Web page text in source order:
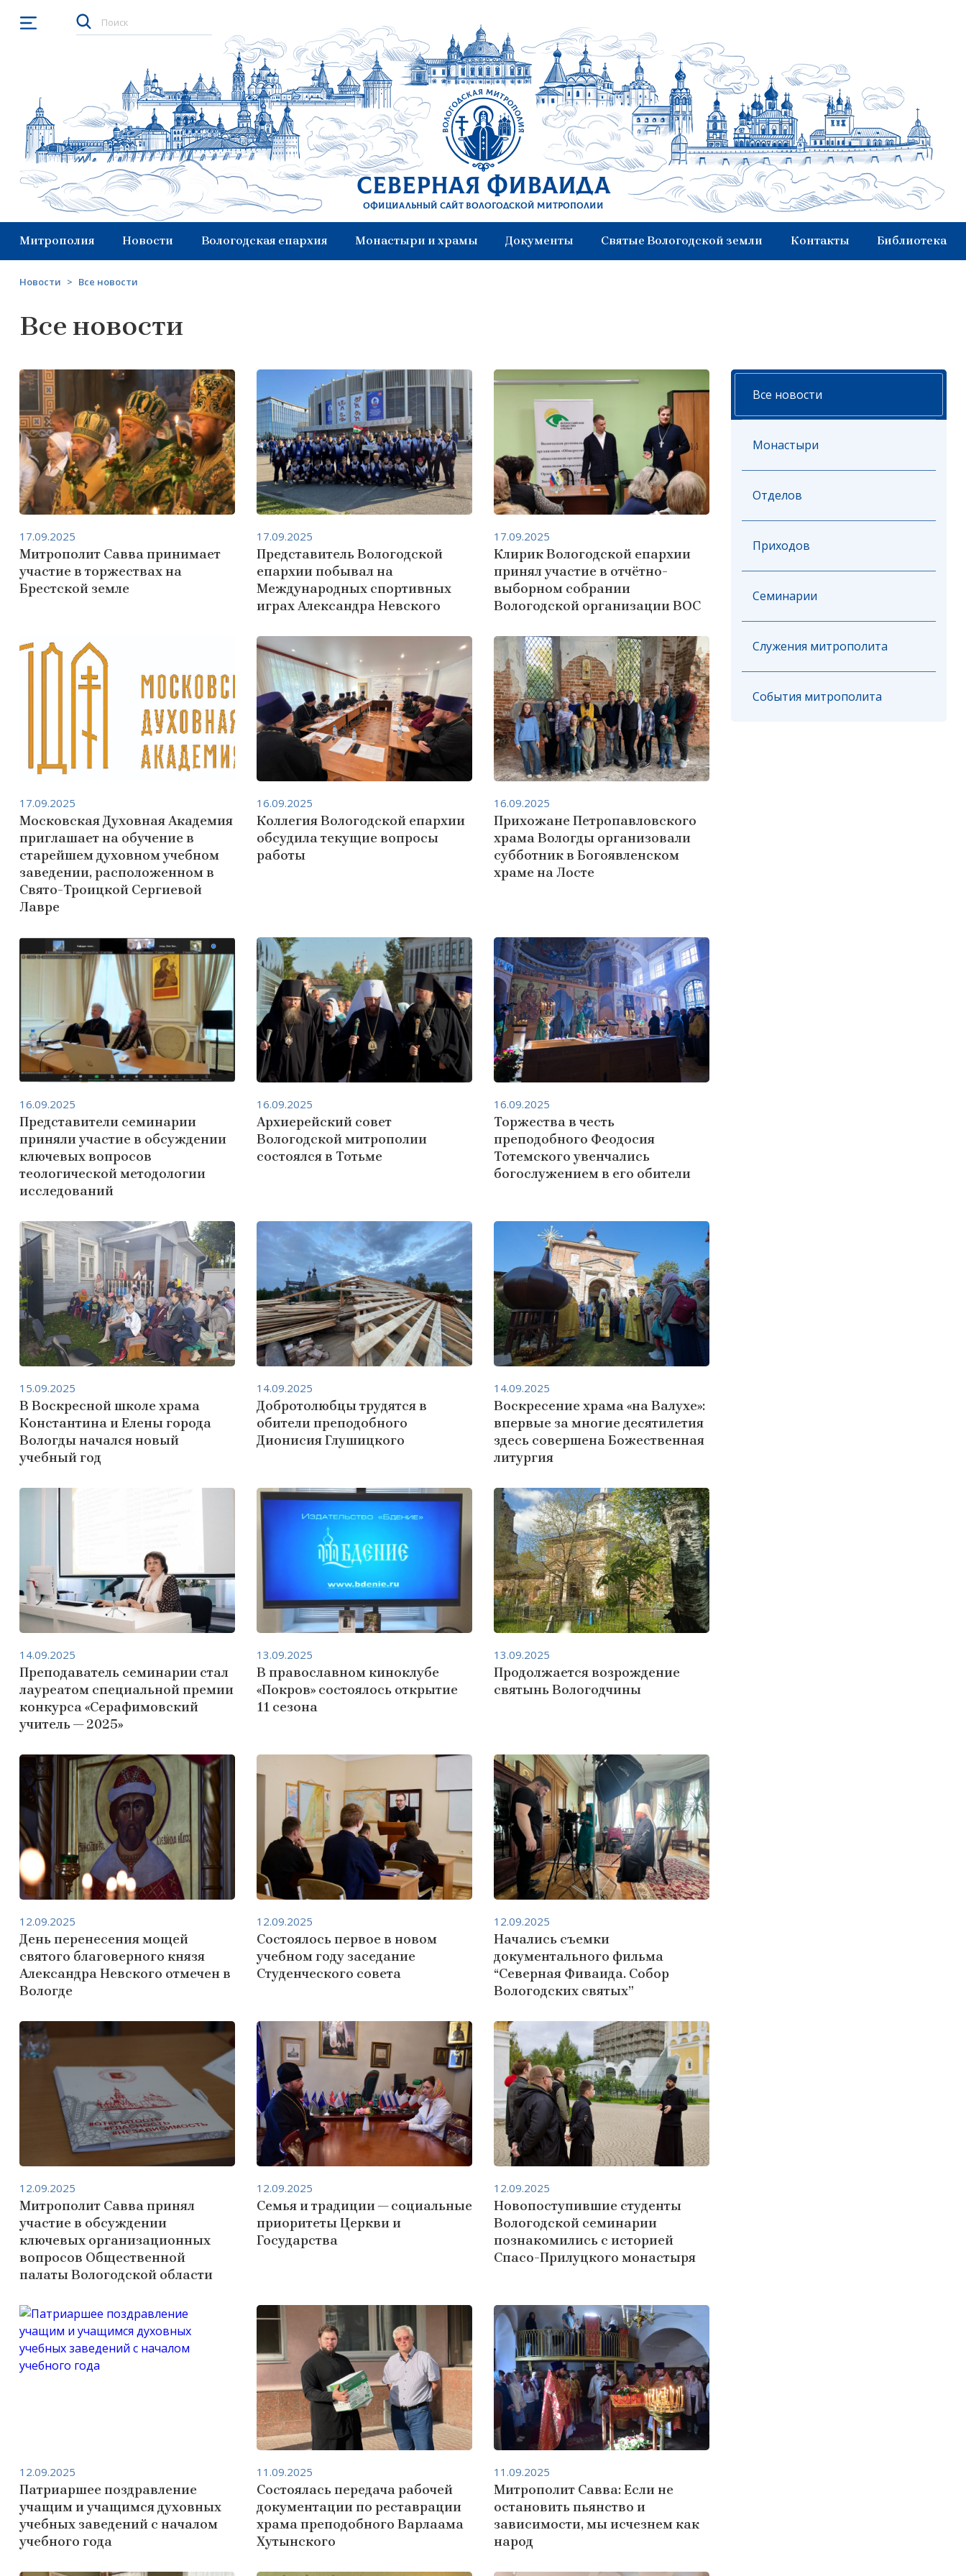
Открыть меню
Северная Фиваида
Официальный сайт Вологодской митрополии
Митрополия Новости Вологодская епархия Монастыри и храмы Документы Святые Вологодской земли Контакты Библиотека
Новости > Все новости
Все новости
Митрополит Савва принимает
участие в торжествах на
Брестской земле
17.09.2025
Представитель Вологодской
епархии побывал на
Международных спортивных
играх Александра Невского
17.09.2025
Клирик Вологодской епархии
принял участие в отчётно-
выборном собрании
Вологодской организации ВОС
17.09.2025
Московская Духовная Академия
приглашает на обучение в
старейшем духовном учебном
заведении, расположенном в
Свято-Троицкой Сергиевой
Лавре
17.09.2025
Коллегия Вологодской епархии
обсудила текущие вопросы
работы
16.09.2025
Прихожане Петропавловского
храма Вологды организовали
субботник в Богоявленском
храме на Лосте
16.09.2025
Представители семинарии
приняли участие в обсуждении
ключевых вопросов
теологической методологии
исследований
16.09.2025
Архиерейский совет
Вологодской митрополии
состоялся в Тотьме
16.09.2025
Торжества в честь
преподобного Феодосия
Тотемского увенчались
богослужением в его обители
16.09.2025
В Воскресной школе храма
Константина и Елены города
Вологды начался новый
учебный год
15.09.2025
Добротолюбцы трудятся в
обители преподобного
Дионисия Глушицкого
14.09.2025
Воскресение храма «на Валухе»:
впервые за многие десятилетия
здесь совершена Божественная
литургия
14.09.2025
Преподаватель семинарии стал
лауреатом специальной премии
конкурса «Серафимовский
учитель — 2025»
14.09.2025
В православном киноклубе
«Покров» состоялось открытие
11 сезона
13.09.2025
Продолжается возрождение
святынь Вологодчины
13.09.2025
День перенесения мощей
святого благоверного князя
Александра Невского отмечен в
Вологде
12.09.2025
Состоялось первое в новом
учебном году заседание
Студенческого совета
12.09.2025
Начались съемки
документального фильма
“Северная Фиваида. Собор
Вологодских святых”
12.09.2025
Митрополит Савва принял
участие в обсуждении
ключевых организационных
вопросов Общественной
палаты Вологодской области
12.09.2025
Семья и традиции — социальные
приоритеты Церкви и
Государства
12.09.2025
Новопоступившие студенты
Вологодской семинарии
познакомились с историей
Спасо-Прилуцкого монастыря
12.09.2025
Патриаршее поздравление
учащим и учащимся духовных
учебных заведений с началом
учебного года
12.09.2025
Состоялась передача рабочей
документации по реставрации
храма преподобного Варлаама
Хутынского
11.09.2025
Митрополит Савва: Если не
остановить пьянство и
зависимости, мы исчезнем как
народ
11.09.2025
Все новости
Монастыри
Отделов
Приходов
Семинарии
Служения митрополита
События митрополита